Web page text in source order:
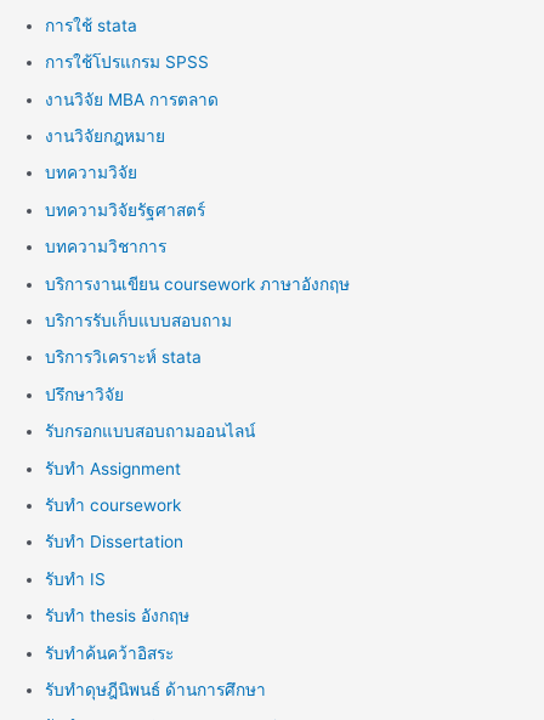
การใช้ stata
การใช้โปรแกรม SPSS
งานวิจัย MBA การตลาด
งานวิจัยกฎหมาย
บทความวิจัย
บทความวิจัยรัฐศาสตร์
บทความวิชาการ
บริการงานเขียน coursework ภาษาอังกฤษ
บริการรับเก็บแบบสอบถาม
บริการวิเคราะห์ stata
ปรึกษาวิจัย
รับกรอกแบบสอบถามออนไลน์
รับทำ Assignment
รับทำ coursework
รับทำ Dissertation
รับทำ IS
รับทำ thesis อังกฤษ
รับทำค้นคว้าอิสระ
รับทำดุษฎีนิพนธ์ ด้านการศึกษา